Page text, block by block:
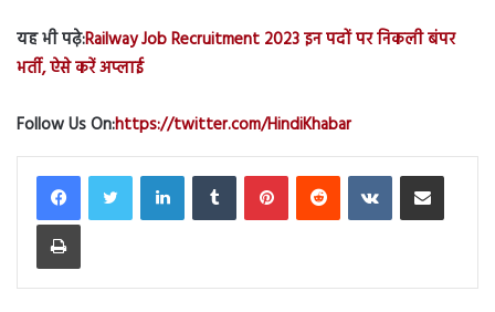
यह भी पढ़े:Railway Job Recruitment 2023 इन पदों पर निकली बंपर
भर्ती, ऐसे करें अप्लाई
Follow Us On:https://twitter.com/HindiKhabar
LinkedInTumblr PinterestReddit VKontakteShare via Email
Print